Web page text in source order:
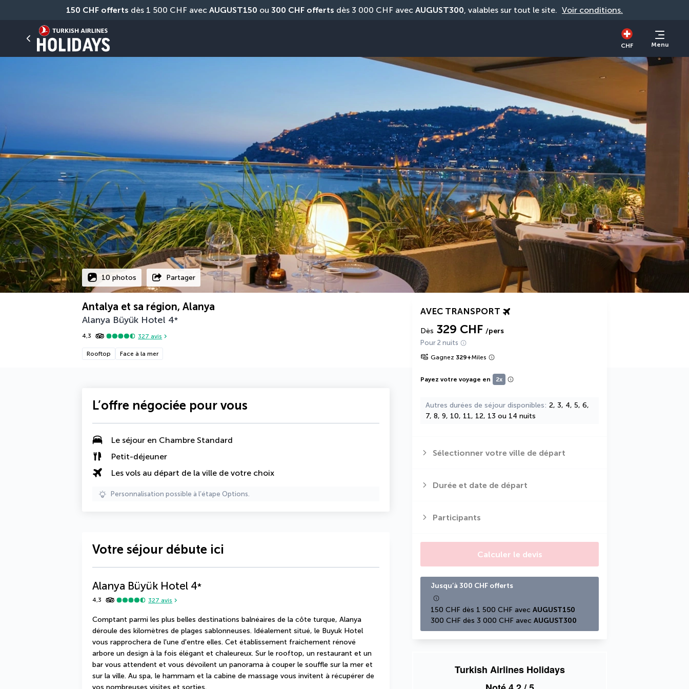
150 CHF offerts dès 1 500 CHF avec AUGUST150 ou 300 CHF offerts dès 3 000 CHF avec AUGUST300, valables sur tout le site. Voir conditions.
CHF Menu
10 photos Partager
Antalya et sa région, Alanya
Alanya Büyük Hotel 4*
4,3 327 avis
Rooftop Face à la mer
AVEC TRANSPORT
Dès 329 CHF /pers
Pour 2 nuits
Gagnez 329+Miles
Payez votre voyage en 2x
Autres durées de séjour disponibles 2, 3, 4, 5, 6,
7, 8, 9, 10, 11, 12, 13 ou 14 nuits
Sélectionner votre ville de départ
Durée et date de départ
Participants
Calculer le devis
Jusqu’à 300 CHF offerts
150 CHF dès 1 500 CHF avec AUGUST150
300 CHF dès 3 000 CHF avec AUGUST300
Turkish Airlines Holidays
L’offre négociée pour vous
Le séjour en Chambre Standard
Petit-déjeuner
Les vols au départ de la ville de votre choix
Personnalisation possible à l’étape Options.
Votre séjour débute ici
Alanya Büyük Hotel 4*
4,3 327 avis
Comptant parmi les plus belles destinations balnéaires de la côte turque, Alanya
déroule des kilomètres de plages sablonneuses. Idéalement situé, le Buyuk Hotel
vous rapprochera de l'une d'entre elles. Cet établissement fraichement rénové
arbore un design à la fois élégant et chaleureux. Sur le rooftop, un restaurant et un
bar vous attendent et vous dévoilent un panorama à couper le souffle sur la mer et
sur la ville. Au spa, le hammam et la cabine de massage vous invitent à récupérer de
vos nombreuses visites et sorties.